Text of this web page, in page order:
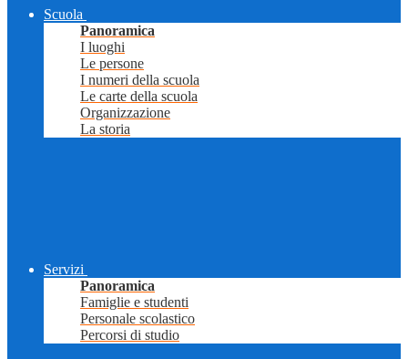
Scuola
Panoramica
I luoghi
Le persone
I numeri della scuola
Le carte della scuola
Organizzazione
La storia
Servizi
Panoramica
Famiglie e studenti
Personale scolastico
Percorsi di studio